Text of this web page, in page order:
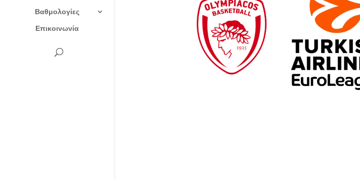
Βαθμολογίες
Επικοινωνία